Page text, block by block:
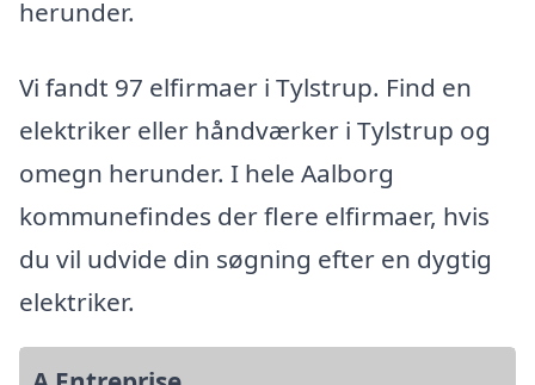
herunder.
Vi fandt 97 elfirmaer i Tylstrup. Find en
elektriker eller håndværker i Tylstrup og
omegn herunder. I hele Aalborg
kommunefindes der flere elfirmaer, hvis
du vil udvide din søgning efter en dygtig
elektriker.